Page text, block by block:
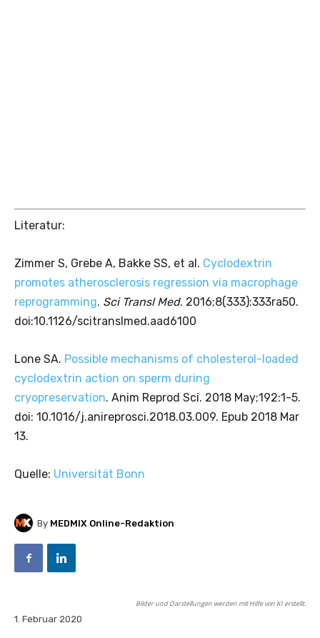
Literatur:
Zimmer S, Grebe A, Bakke SS, et al. Cyclodextrin
promotes atherosclerosis regression via macrophage
reprogramming. Sci Transl Med. 2016;8(333):333ra50.
doi:10.1126/scitranslmed.aad6100
Lone SA. Possible mechanisms of cholesterol-loaded
cyclodextrin action on sperm during
cryopreservation. Anim Reprod Sci. 2018 May;192:1-5.
doi: 10.1016/j.anireprosci.2018.03.009. Epub 2018 Mar
13.
Quelle: Universität Bonn
By MEDMIX Online-Redaktion
Bilder und Darstellungen werden mit Hilfe von KI erstellt.
1. Februar 2020